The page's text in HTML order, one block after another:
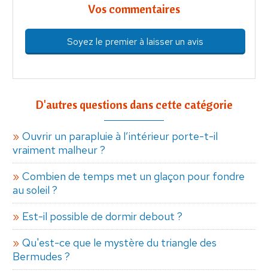
Vos commentaires
Soyez le premier à laisser un avis
D'autres questions dans cette catégorie
Ouvrir un parapluie à l’intérieur porte-t-il
vraiment malheur ?
Combien de temps met un glaçon pour fondre
au soleil ?
Est-il possible de dormir debout ?
Qu'est-ce que le mystère du triangle des
Bermudes ?